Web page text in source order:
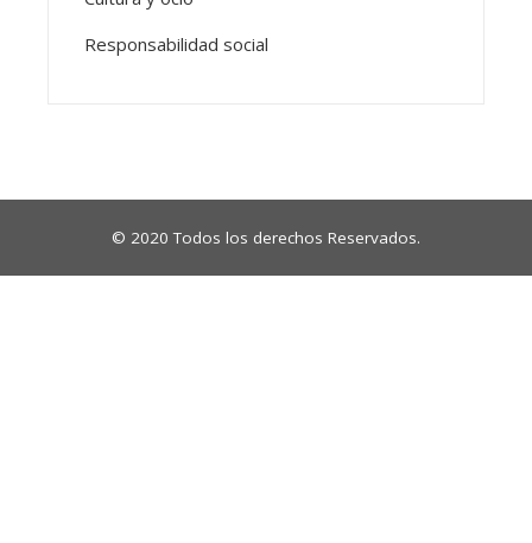
Responsabilidad social
© 2020 Todos los derechos Reservados.